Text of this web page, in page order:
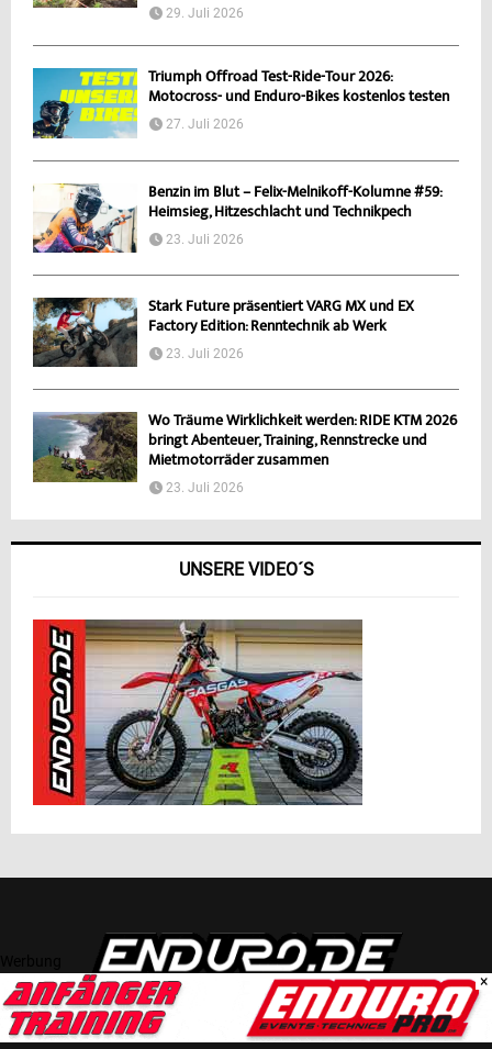
29. Juli 2026
Triumph Offroad Test-Ride-Tour 2026:
Motocross- und Enduro-Bikes kostenlos testen
27. Juli 2026
Benzin im Blut – Felix-Melnikoff-Kolumne #59:
Heimsieg, Hitzeschlacht und Technikpech
23. Juli 2026
Stark Future präsentiert VARG MX und EX
Factory Edition: Renntechnik ab Werk
23. Juli 2026
Wo Träume Wirklichkeit werden: RIDE KTM 2026
bringt Abenteuer, Training, Rennstrecke und
Mietmotorräder zusammen
23. Juli 2026
UNSERE VIDEO´S
ÜBER UNS
×